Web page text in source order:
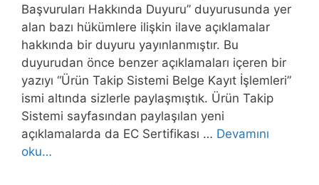
Başvuruları Hakkında Duyuru” duyurusunda yer
alan bazı hükümlere ilişkin ilave açıklamalar
hakkında bir duyuru yayınlanmıştır. Bu
duyurudan önce benzer açıklamaları içeren bir
yazıyı “Ürün Takip Sistemi Belge Kayıt İşlemleri”
ismi altında sizlerle paylaşmıştık. Ürün Takip
Sistemi sayfasından paylaşılan yeni
açıklamalarda da EC Sertifikası … Devamını
oku…